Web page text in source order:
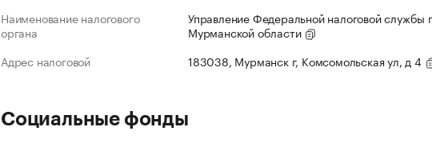
Наименование налогового
органа
Управление Федеральной налоговой службы
Мурманской области
Адрес налоговой
183038, Мурманск г, Комсомольская ул, д 4
Социальные фонды